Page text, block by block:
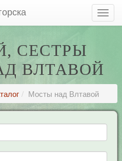
СЕСТРЫ
ВЛТАВОЙ
Мосты над Влтавой